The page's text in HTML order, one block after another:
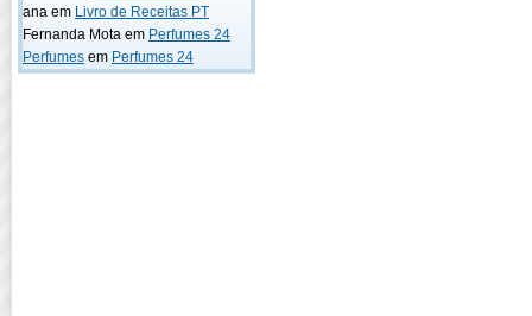
ana em Livro de Receitas PT
Fernanda Mota em Perfumes 24
Perfumes em Perfumes 24